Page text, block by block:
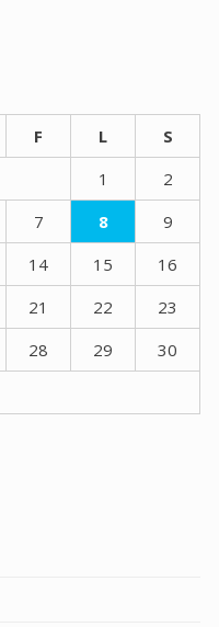
F L
S
1
2
7 8
9
14 15
16
21 22
23
28 29
30